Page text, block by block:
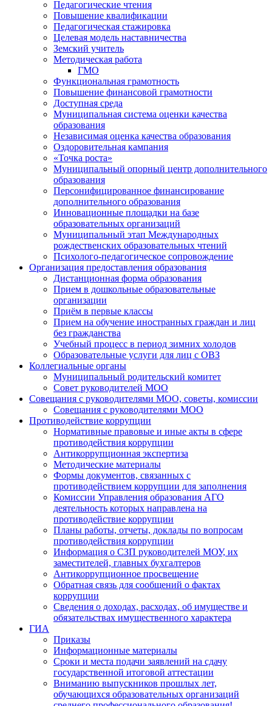
Педагогические чтения
Повышение квалификации
Педагогическая стажировка
Целевая модель наставничества
Земский учитель
Методическая работа
ГМО
Функциональная грамотность
Повышение финансовой грамотности
Доступная среда
Муниципальная система оценки качества
образования
Независимая оценка качества образования
Оздоровительная кампания
«Точка роста»
Муниципальный опорный центр дополнительного
образования
Персонифицированное финансирование
дополнительного образования
Инновационные площадки на базе
образовательных организаций
Муниципальный этап Международных
рождественских образовательных чтений
Психолого-педагогическое сопровождение
Организация предоставления образования
Дистанционная форма образования
Прием в дошкольные образовательные
организации
Приём в первые классы
Прием на обучение иностранных граждан и лиц
без гражданства
Учебный процесс в период зимних холодов
Образовательные услуги для лиц с ОВЗ
Коллегиальные органы
Муниципальный родительский комитет
Совет руководителей МОО
Совещания с руководителями МОО, советы, комиссии
Совещания с руководителями МОО
Противодействие коррупции
Нормативные правовые и иные акты в сфере
противодействия коррупции
Антикоррупционная экспертиза
Методические материалы
Формы документов, связанных с
противодействием коррупции для заполнения
Комиссии Управления образования АГО
деятельность которых направлена на
противодействие коррупции
Планы работы, отчеты, доклады по вопросам
противодействия коррупции
Информация о СЗП руководителей МОУ, их
заместителей, главных бухгалтеров
Антикоррупционное просвещение
Обратная связь для сообщений о фактах
коррупции
Сведения о доходах, расходах, об имуществе и
обязательствах имущественного характера
ГИА
Приказы
Информационные материалы
Сроки и места подачи заявлений на сдачу
государственной итоговой аттестации
Вниманию выпускников прошлых лет,
обучающихся образовательных организаций